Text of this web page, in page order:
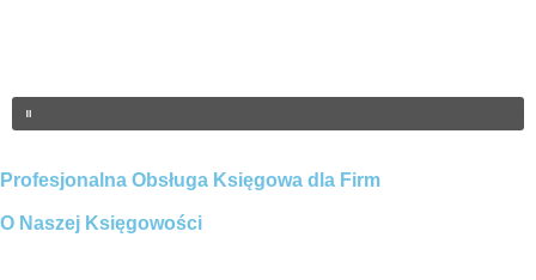
Profesjonalna Obsługa Księgowa dla Firm
O Naszej Księgowości